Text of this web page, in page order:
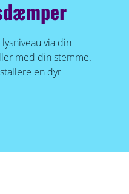
via din
med din stemme.
en dyr